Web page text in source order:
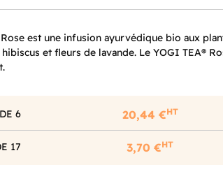
est une infusion ayurvédique bio aux
et fleurs de lavande. Le YOGI TEA®
6 20,44 €HT
17 3,70 €HT